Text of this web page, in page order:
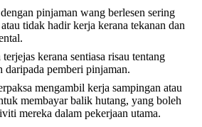
pinjaman wang berlesen sering
tidak hadir kerja kerana tekanan dan
kerana sentiasa risau tentang
daripada pemberi pinjaman.
mengambil kerja sampingan atau
membayar balik hutang, yang boleh
mereka dalam pekerjaan utama.